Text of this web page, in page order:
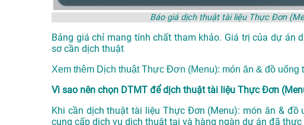
Báo giá dịch thuật tài liệu Thực Đơn
Bảng giá chỉ mang tính chất tham khảo. Giá trị của dự án
sơ cần dịch thuật
Xem thêm Dịch thuật Thực Đơn (Menu): món ăn & đồ uống
Vì sao nên chọn DTMT để dịch thuật tài liệu Thực Đơn
Khi cần dịch thuật tài liệu Thực Đơn (Menu): món ăn &
cung cấp dịch vụ dịch thuật tại và hàng ngàn dự án đã